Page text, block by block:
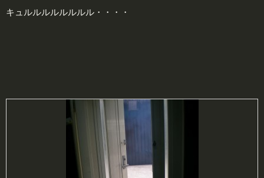
キュルルルルルルルル・・・・